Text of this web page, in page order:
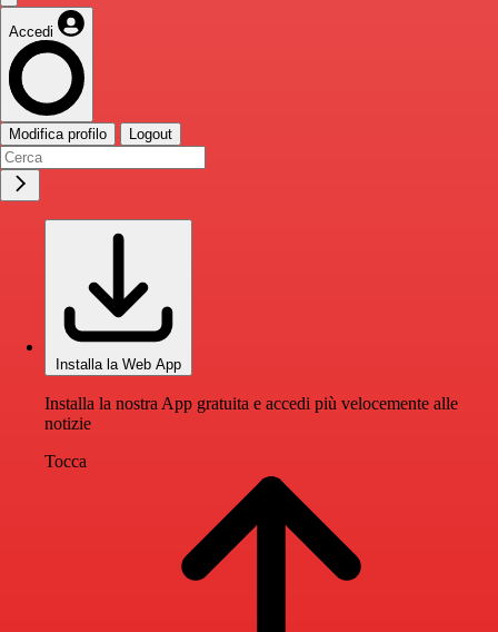
Accedi
Modifica profilo Logout
Installa la Web App
Installa la nostra App gratuita e accedi più velocemente alle
notizie
Tocca